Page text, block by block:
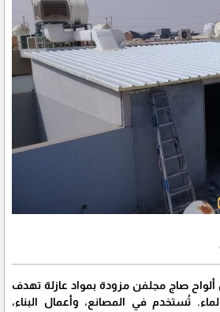
صاج مجلفن مزودة بمواد عازلة تهدف
تُستخدم في المصانع، وأعمال البناء،